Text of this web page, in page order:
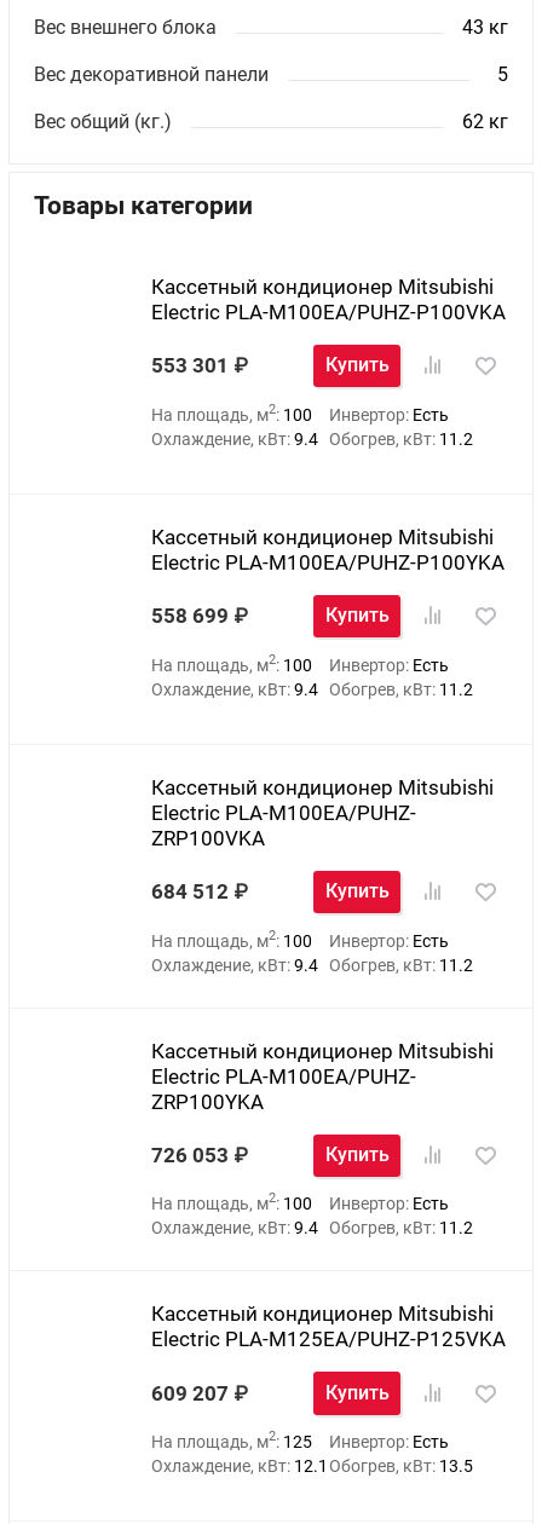
Вес внешнего блока 43 кг
Вес декоративной панели 5
Вес общий (кг.) 62 кг
Товары категории
Кассетный кондиционер Mitsubishi
Electric PLA-M100EA/PUHZ-P100VKA
553 301 Купить
На площадь, м2: 100 Инвертор: Есть
Охлаждение, кВт:9.4 Обогрев, кВт: 11.2
Кассетный кондиционер Mitsubishi
Electric PLA-M100EA/PUHZ-P100YKA
558 699 Купить
На площадь, м2: 100 Инвертор: Есть
Охлаждение, кВт:9.4 Обогрев, кВт: 11.2
Кассетный кондиционер Mitsubishi
Electric PLA-M100EA/PUHZ-
ZRP100VKA
684 512 Купить
На площадь, м2: 100 Инвертор: Есть
Охлаждение, кВт:9.4 Обогрев, кВт: 11.2
Кассетный кондиционер Mitsubishi
Electric PLA-M100EA/PUHZ-
ZRP100YKA
726 053 Купить
На площадь, м2: 100 Инвертор: Есть
Охлаждение, кВт:9.4 Обогрев, кВт: 11.2
Кассетный кондиционер Mitsubishi
Electric PLA-M125EA/PUHZ-P125VKA
609 207 Купить
На площадь, м2: 125 Инвертор: Есть
Охлаждение, кВт: 12.1 Обогрев, кВт: 13.5